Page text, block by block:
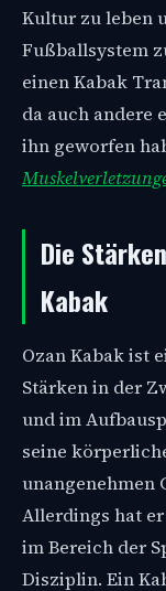
Kultur zu leben
Fußballsystem
einen Kabak
da auch andere
ihn geworfen
Die
Kabak
Ozan Kabak ist
Stärken in der
und im
seine
unangenehmen
Allerdings hat
im Bereich der
Disziplin. Ein